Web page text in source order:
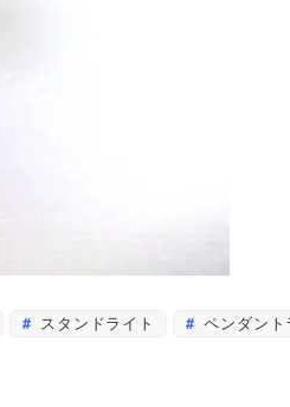
スタンドライト
ペンダン